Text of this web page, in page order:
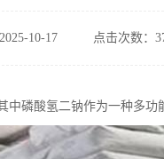
10-17 点击次数：
磷酸氢二钠作为一种多功